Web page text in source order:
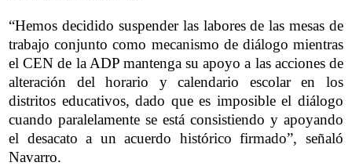
“Hemos decidido suspender las labores de las mesas de
trabajo conjunto como mecanismo de diálogo mientras
el CEN de la ADP mantenga su apoyo a las acciones de
alteración del horario y calendario escolar en los
distritos educativos, dado que es imposible el diálogo
cuando paralelamente se está consistiendo y apoyando
el desacato a un acuerdo histórico firmado”, señaló
Navarro.